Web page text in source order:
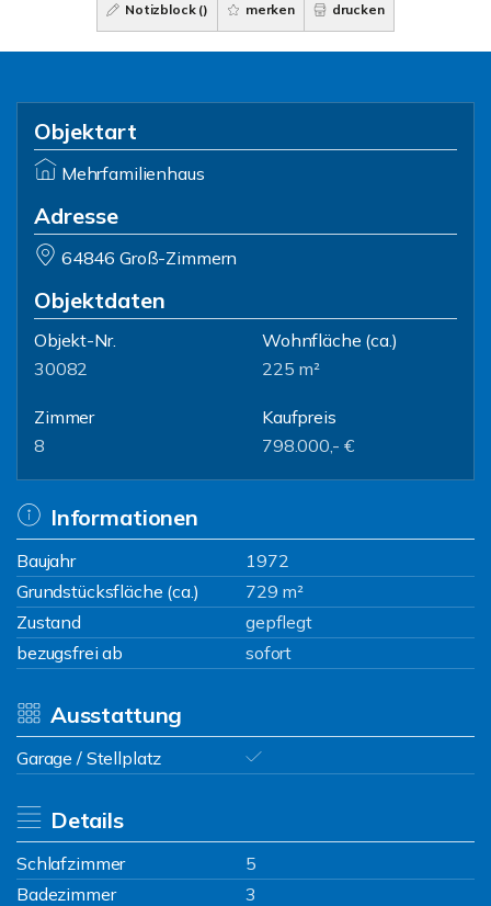
Notizblock () merken drucken
Objektart
Mehrfamilienhaus
Adresse
64846 Groß-Zimmern
Objektdaten
Objekt-Nr.
30082
Wohnfläche (ca.)
225 m²
Zimmer
8
Kaufpreis
798.000,- €
Informationen
Baujahr
1972
Grundstücksfläche (ca.)
729 m²
Zustand
gepflegt
bezugsfrei ab
sofort
Ausstattung
Garage / Stellplatz
Details
Schlafzimmer
5
Badezimmer
3